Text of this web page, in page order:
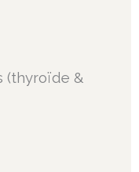
(thyroïde &